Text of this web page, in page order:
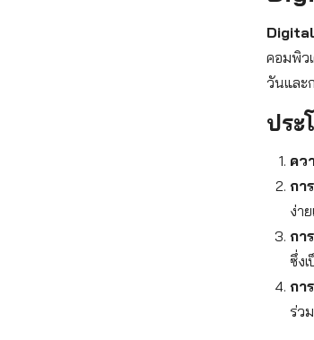
คอมพิว
วันและ
ประ
คว
กา
ง่า
กา
ซึ่ง
กา
ร่ว